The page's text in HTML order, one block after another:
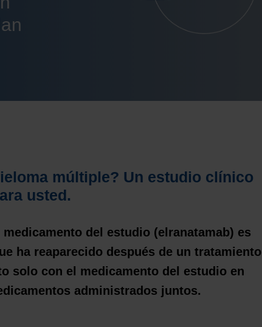
múltiple? Un estudio clínico
usted.
del estudio (elranatamab) es
ha reaparecido después de un tratamiento
solo con el medicamento del estudio en
administrados juntos.